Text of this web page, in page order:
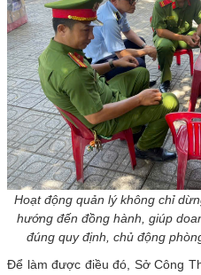
Hoạt động quản lý không chỉ
hướng đến đồng hành, giúp
đúng quy định, chủ động
Để làm được điều đó, Sở Công